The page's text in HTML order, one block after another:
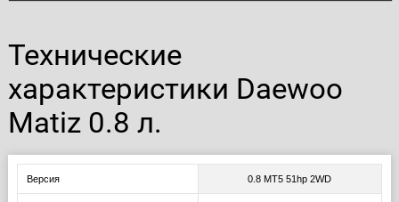
Технические
характеристики Daewoo
Matiz 0.8 л.
Версия 0.8 MT5 51hp 2WD